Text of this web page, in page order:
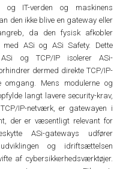
og IT-verden og maskinens
den ikke blive en gateway eller
da den fysisk afkobler
med ASi og ASi Safety. Dette
og TCP/IP isolerer ASi-
dermed direkte TCP/IP-
Mens modulerne og
langt lavere security-krav,
IP-netværk, er gatewayen i
der er væsentligt relevant for
ASi-gateways udfører
og idriftsættelsen
af cybersikkerhedsværktøjer.